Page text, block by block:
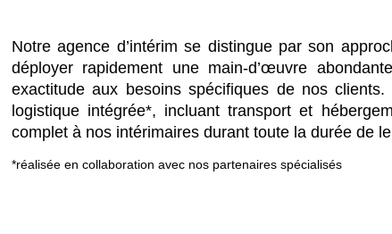
Notre agence d’intérim se distingue par son
déployer rapidement une main-d’œuvre
exactitude aux besoins spécifiques de nos
logistique intégrée*, incluant transport et
complet à nos intérimaires durant toute la durée de
*réalisée en collaboration avec nos partenaires spécialisés